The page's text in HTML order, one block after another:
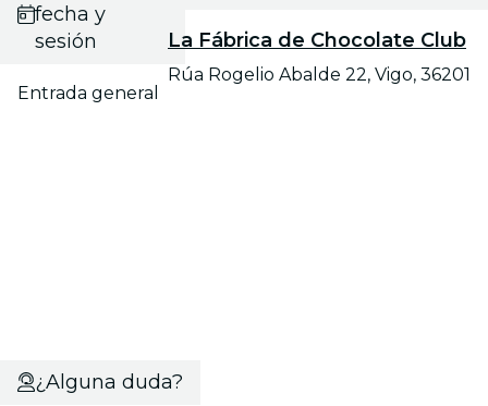
fecha y
sesión
Entrada general
La Fábrica de Chocolate Club
Rúa Rogelio Abalde 22, Vigo, 36201
¿Alguna duda?